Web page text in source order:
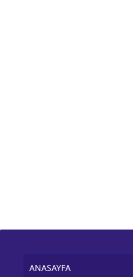
ANASAYFA